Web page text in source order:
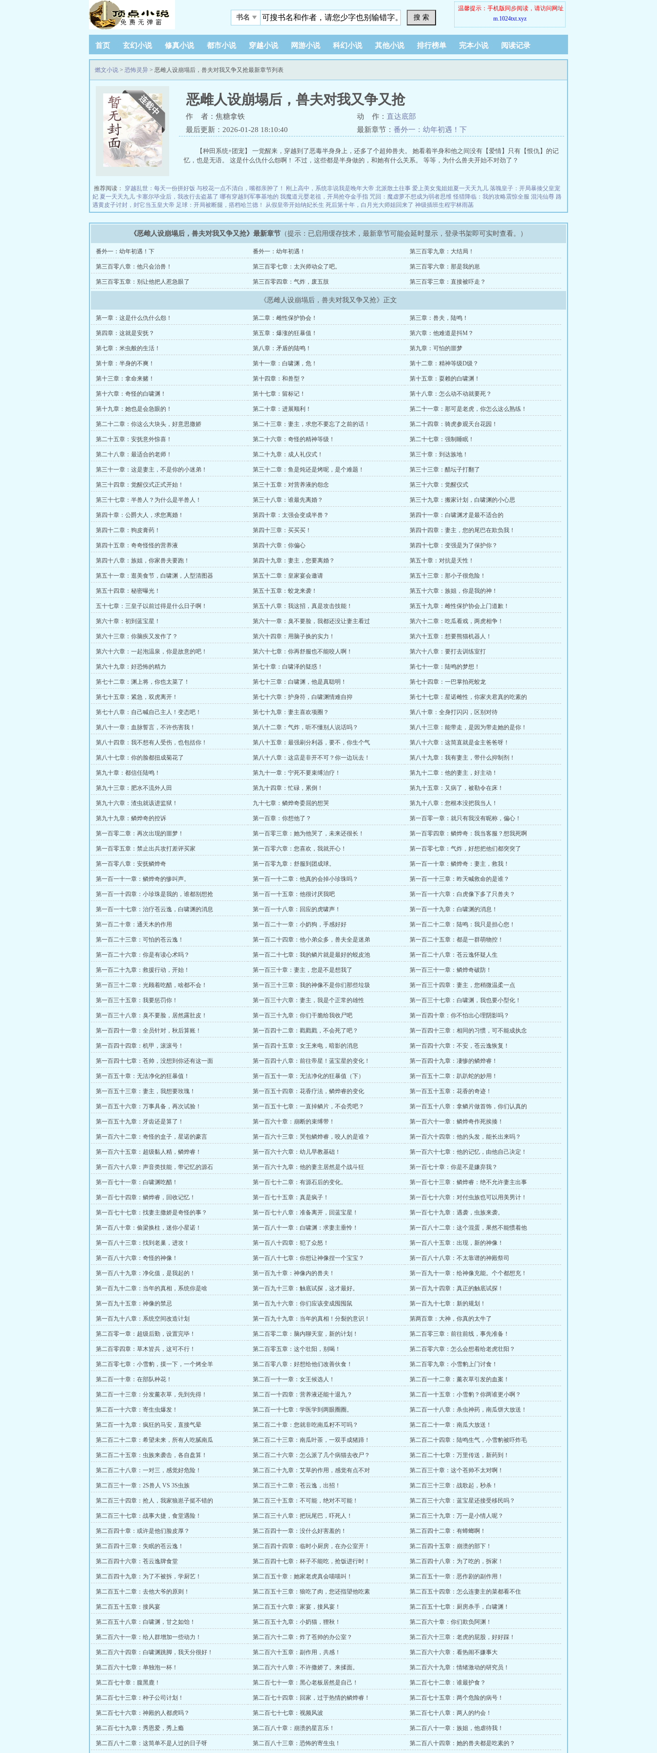
书名 搜 索
温馨提示：手机版同步阅读，请访问网址
m.1024txt.xyz
首页 玄幻小说 修真小说 都市小说 穿越小说 网游小说 科幻小说 其他小说 排行榜单 完本小说 阅读记录
燃文小说 > 恐怖灵异 > 恶雌人设崩塌后，兽夫对我又争又抢最新章节列表
恶雌人设崩塌后，兽夫对我又争又抢
作 者：焦糖拿铁 动 作： 直达底部
最后更新：2026-01-28 18:10:40
最新章节： 番外一：幼年初遇！下
【种田系统+团宠】 一觉醒来，穿越到了恶毒半身身上，还多了个超帅兽夫。 她看着半身和他之间没有【爱情】只有【恨仇】的记
忆，也是无语。 这是什么仇什么怨啊！ 不过，这些都是半身做的，和她有什么关系。 等等，为什么兽夫开始不对劲了？
推荐阅读： 穿越乱世：每天一份拼好饭 与校花一点不清白，嘴都亲肿了！ 刚上高中，系统非说我是晚年大帝 北派散土往事 爱上美女鬼姐姐夏一天天九儿 落魄皇子：开局暴揍父皇宠
妃 夏一天天九儿 卡塞尔毕业后，我改行去盗墓了 哪有穿越到军事基地的 我魔道元婴老祖，开局抢夺金手指 咒回：魔虚萝不想成为弱者思维 怪猎降临：我的攻略震惊全服 混沌仙尊 路
遇黄皮子讨封，封它当玉皇大帝 足球：开局被断腿，搭档哈兰德！ 从假皇帝开始纳妃长生 死后第十年，白月光大师姐回来了 神级插班生程宇林雨菡
《恶雌人设崩塌后，兽夫对我又争又抢》最新章节 （提示：已启用缓存技术，最新章节可能会延时显示，登录书架即可实时查看。）
番外一：幼年初遇！下 番外一：幼年初遇！ 第三百零九章：大结局！
第三百零八章：他只会治兽！ 第三百零七章：太兴师动众了吧。 第三百零六章：那是我的崽
第三百零五章：别让他把人惹急眼了 第三百零四章：气炸，废五肢 第三百零三章：直接被吓走？
《恶雌人设崩塌后，兽夫对我又争又抢》正文
第一章：这是什么仇什么怨！ 第二章：雌性保护协会！ 第三章：兽夫，陆鸣！
第四章：这就是安抚？ 第五章：爆涨的狂暴值！ 第六章：他难道是抖M？
第七章：米虫般的生活！ 第八章：矛盾的陆鸣！ 第九章：可怕的噩梦
第十章：半身的不爽！ 第十一章：白啸渊，危！ 第十二章：精神等级D级？
第十三章：拿命来赌！ 第十四章：和兽型？ 第十五章：耍赖的白啸渊！
第十六章：奇怪的白啸渊！ 第十七章：留标记！ 第十八章：怎么动不动就要死？
第十九章：她也是会急眼的！ 第二十章：进展顺利！ 第二十一章：那可是老虎，你怎么这么熟练！
第二十二章：你这么大块头，好意思撒娇 第二十三章：妻主，求您不要忘了之前的话！ 第二十四章：骑虎参观天台花园！
第二十五章：安抚意外惊喜！ 第二十六章：奇怪的精神等级！ 第二十七章：强制睡眠！
第二十八章：最适合的老师！ 第二十九章：成人礼仪式！ 第三十章：到达族地！
第三十一章：这是妻主，不是你的小迷弟！ 第三十二章：鱼是炖还是烤呢，是个难题！ 第三十三章：醋坛子打翻了
第三十四章：觉醒仪式正式开始！ 第三十五章：对营养液的怨念 第三十六章：觉醒仪式
第三十七章：半兽人？为什么是半兽人！ 第三十八章：谁最先离婚？ 第三十九章：搬家计划，白啸渊的小心思
第四十章：公爵大人，求您离婚！ 第四十章：太强会变成半兽？ 第四十一章：白啸渊才是最不适合的
第四十二章：狗皮膏药！ 第四十三章：买买买！ 第四十四章：妻主，您的尾巴在欺负我！
第四十五章：奇奇怪怪的营养液 第四十六章：你偏心 第四十七章：变强是为了保护你？
第四十八章：族姐，你家兽夫要跑！ 第四十九章：妻主，您要离婚？ 第五十章：对抗是天性！
第五十一章：逛美食节，白啸渊，人型清图器 第五十二章：皇家宴会邀请 第五十三章：那小子很危险！
第五十四章：秘密曝光！ 第五十五章：蛟龙来袭！ 第五十六章：族姐，你是我的神！
五十七章：三皇子以前过得是什么日子啊！ 第五十八章：我这招，真是攻击技能！ 第五十九章：雌性保护协会上门道歉！
第六十章：初到蓝宝星！ 第六十一章：臭不要脸，我都还没让妻主看过 第六十二章：吃瓜看戏，两虎相争！
第六十三章：你脑疾又发作了？ 第六十四章：用脑子换的实力！ 第六十五章：想要熊猫机器人！
第六十六章：一起泡温泉，你是故意的吧！ 第六十七章：你再舒服也不能咬人啊！ 第六十八章：要打去训练室打
第六十九章：好恐怖的精力 第七十章：白啸泽的疑惑！ 第七十一章：陆鸣的梦想！
第七十二章：渊上将，你也太菜了！ 第七十三章：白啸渊，他是真聪明！ 第七十四章：一巴掌拍死蛟龙
第七十五章：紧急，双虎离开！ 第七十六章：护身符，白啸渊情难自抑 第七十七章：星诺雌性，你家夫君真的吃素的
第七十八章：自己喊自己主人！变态吧！ 第七十九章：妻主喜欢项圈？ 第八十章：全身打闪闪，区别对待
第八十一章：血脉誓言，不许伤害我！ 第八十二章：气炸，听不懂别人说话吗？ 第八十三章：能带走，是因为带走她的是你！
第八十四章：我不想有人受伤，也包括你！ 第八十五章：最强刷分利器，要不，你生个气 第八十六章：这简直就是金主爸爸呀！
第八十七章：你的脸都扭成菊花了 第八十八章：这店是非开不可？你一边玩去！ 第八十九章：我有妻主，带什么抑制剂！
第九十章：都信任陆鸣！ 第九十一章：宁死不要束缚治疗！ 第九十二章：他的妻主，好主动！
第九十三章：肥水不流外人田 第九十四章：忙碌，累倒！ 第九十五章：又病了，被勒令在床！
第九十六章：渣虫就该进监狱！ 九十七章：鳞烨奇委屈的想哭 第九十八章：您根本没把我当人！
第九十九章：鳞烨奇的控诉 第一百章：你想他了？ 第一百零一章：就只有我没有昵称，偏心！
第一百零二章：再次出现的噩梦！ 第一百零三章：她为他哭了，未来还很长！ 第一百零四章：鳞烨奇：我当客服？想我死啊
第一百零五章：禁止出兵攻打差评买家 第一百零六章：您喜欢，我就开心！ 第一百零七章：气炸，好想把他们都突突了
第一百零八章：安抚鳞烨奇 第一百零九章：舒服到团成球。 第一百一十章：鳞烨奇：妻主，救我！
第一百一十一章：鳞烨奇的惨叫声。 第一百一十二章：他真的会掉小珍珠吗？ 第一百一十三章：昨天喊救命的是谁？
第一百一十四章：小珍珠是我的，谁都别想抢 第一百一十五章：他很讨厌我吧 第一百一十六章：白虎像下多了只兽夫？
第一百一十七章：治疗苍云逸，白啸渊的消息 第一百一十八章：回应的虎啸声！ 第一百一十九章：白啸渊的消息！
第一百二十章：通天木的作用 第一百二十一章：小奶狗，手感好好 第一百二十二章：陆鸣：我只是担心您！
第一百二十三章：可怕的苍云逸！ 第一百二十四章：他小弟众多，兽夫全是迷弟 第一百二十五章：都是一群萌物控！
第一百二十六章：你是有读心术吗？ 第一百二十七章：我的鳞片就是最好的蜕皮池 第一百二十八章：苍云逸怀疑人生
第一百二十九章：救援行动，开始！ 第一百三十章：妻主，您是不是想我了 第一百三十一章：鳞烨奇破防！
第一百三十二章：光顾着吃醋，啥都不会！ 第一百三十三章：我的神像不是你们那些垃圾 第一百三十四章：妻主，您稍微温柔一点
第一百三十五章：我要惩罚你！ 第一百三十六章：妻主，我是个正常的雄性 第一百三十七章：白啸渊，我也要小型化！
第一百三十八章：臭不要脸，居然露肚皮！ 第一百三十九章：你们干脆给我收尸吧 第一百四十章：你不怕出心理阴影吗？
第一百四十一章：全员针对，秋后算账！ 第一百四十二章：戳戳戳，不会死了吧？ 第一百四十三章：相同的习惯，可不能成执念
第一百四十四章：机甲，滚滚号！ 第一百四十五章：女王来电，暗影的消息 第一百四十六章：不安，苍云逸恢复！
第一百四十七章：苍帅，没想到你还有这一面 第一百四十八章：前往帝星！蓝宝星的变化！ 第一百四十九章：凄惨的鳞烨睿！
第一百五十章：无法净化的狂暴值！ 第一百五十一章：无法净化的狂暴值（下） 第一百五十二章：趴趴蛇的妙用！
第一百五十三章：妻主，我想要玫瑰！ 第一百五十四章：花香疗法，鳞烨睿的变化 第一百五十五章：花香的奇迹！
第一百五十六章：万事具备，再次试验！ 第一百五十七章：一直掉鳞片，不会秃吧？ 第一百五十八章：拿鳞片做首饰，你们认真的
第一百五十九章：牙齿还是算了！ 第一百六十章：崩断的束缚带！ 第一百六十一章：鳞烨奇作死挨揍！
第一百六十二章：奇怪的盒子，星诺的豪言 第一百六十三章：哭包鳞烨睿，咬人的是谁？ 第一百六十四章：他的头发，能长出来吗？
第一百六十五章：超级黏人精，鳞烨睿！ 第一百六十六章：幼儿早教基础！ 第一百六十七章：他的记忆，由他自己决定！
第一百六十八章：声音类技能，带记忆的源石 第一百六十九章：他的妻主居然是个战斗狂 第一百七十章：你是不是嫌弃我？
第一百七十一章：白啸渊吃醋！ 第一百七十二章：有源石后的变化。 第一百七十三章：鳞烨睿：绝不允许妻主出事
第一百七十四章：鳞烨睿，回收记忆！ 第一百七十五章：真是疯子！ 第一百七十六章：对付虫族也可以用美男计！
第一百七十七章：找妻主撒娇是奇怪的事？ 第一百七十八章：准备离开，回蓝宝星！ 第一百七十九章：遇袭，虫族来袭。
第一百八十章：偷梁换柱，迷你小星诺！ 第一百八十一章：白啸渊：求妻主垂怜！ 第一百八十二章：这个混蛋，果然不能惯着他
第一百八十三章：找到老巢，进攻！ 第一百八十四章：犯了众怒！ 第一百八十五章：出现，新的神像！
第一百八十六章：奇怪的神像！ 第一百八十七章：你想让神像捏一个宝宝？ 第一百八十八章：不太靠谱的神殿祭司
第一百八十九章：净化值，是我起的！ 第一百九十章：神像内的兽夫！ 第一百九十一章：给神像充能。个个都想充！
第一百九十二章：当年的真相，系统你是啥 第一百九十三章：触底试探，这才最好。 第一百九十四章：真正的触底试探！
第一百九十五章：神像的禁忌 第一百九十六章：你们应该变成囤囤鼠 第一百九十七章：新的规划！
第一百九十八章：系统空间改造计划 第一百九十九章：当年的真相！分裂的意识！ 第两百章：大神，你真的太牛了
第二百零一章：超级后勤，设置完毕！ 第二百零二章：脑内聊天室，新的计划！ 第二百零三章：前往前线，事先准备！
第二百零四章：草木皆兵，这可不行！ 第二百零五章：这个壮阳，别喝！ 第二百零六章：怎么会想着给老虎壮阳？
第二百零七章：小雪豹，摸一下，一个烤全羊 第二百零八章：好想给他们改善伙食！ 第二百零九章：小雪豹上门讨食！
第二百一十章：在部队种花！ 第二百一十一章：女王候选人！ 第二百一十二章：薰衣草引发的血案！
第二百一十三章：分发薰衣草，先到先得！ 第二百一十四章：营养液还能十退九？ 第二百一十五章：小雪豹？你两谁更小啊？
第二百一十六章：寄生虫爆发！ 第二百一十七章：学医学到两眼圈圈。 第二百一十八章：杀虫神药，南瓜饼大放送！
第二百一十九章：疯狂的马安，直接气晕 第二百二十章：您就非吃南瓜籽不可吗？ 第二百二十一章：南瓜大放送！
第二百二十二章：希望未来，所有人吃腻南瓜 第二百二十三章：南瓜叶茶，一双手成猪蹄！ 第二百二十四章：陆鸣生气，小雪豹被吓炸毛
第二百二十五章：虫族来袭击，各自盘算！ 第二百二十六章：怎么派了几个病猫去收尸？ 第二百二十七章：万里传送，新药到！
第二百二十八章：一对三，感觉好危险！ 第二百二十九章：艾草的作用，感觉有点不对 第二百三十章：这个苍帅不太对啊！
第二百三十一章：2S兽人 VS 3S虫族 第二百三十二章：苍云逸，出招！ 第二百三十三章：战歌起，秒杀！
第二百三十四章：抢人，我家狼崽子挺不错的 第二百三十五章：不可能，绝对不可能！ 第二百三十六章：蓝宝星还接受移民吗？
第二百三十七章：战事大捷，食堂遇险！ 第二百三十八章：把玩尾巴，吓死人！ 第二百三十九章：万一是小情人呢？
第二百四十章：或许是他们脸皮厚？ 第二百四十一章：没什么好害羞的！ 第二百四十二章：有蟑螂啊！
第二百四十三章：失眠的苍云逸！ 第二百四十四章：临时小厨房，在办公室开！ 第二百四十五章：崩溃的部下！
第二百四十六章：苍云逸牌食堂 第二百四十七章：杯子不能吃，抢饭进行时！ 第二百四十八章：为了吃的，拆家！
第二百四十九章：为了不被拆，学厨艺！ 第二百五十章：她家老虎真会喵喵叫！ 第二百五十一章：恶作剧的副作用！
第二百五十二章：去他大爷的原则！ 第二百五十三章：狼吃了肉，您还指望他吃素 第二百五十四章：怎么连妻主的菜都看不住
第二百五十五章：接风宴 第二百五十六章：家宴，接风宴！ 第二百五十七章：厨房杀手，白啸渊！
第二百五十八章：白啸渊，甘之如饴！ 第二百五十九章：小奶猫，狸秋！ 第二百六十章：你们欺负阿渊！
第二百六十一章：给人群增加一些动力！ 第二百六十二章：炸了苍帅的办公室？ 第二百六十三章：老虎的屁股，好好踩！
第二百六十四章：白啸渊跳脚，我天分很好！ 第二百六十五章：副作用，共感！ 第二百六十六章：看热闹不嫌事大
第二百六十七章：单独泡一杯！ 第二百六十八章：不许撒娇了。来揉面。 第二百六十九章：情绪激动的研究员！
第二百七十章：腹黑鹿！ 第二百七十一章：黑心老板居然是自己！ 第二百七十二章：谁最护食？
第二百七十三章：种子公司计划！ 第二百七十四章：回家，过于热情的鳞烨睿！ 第二百七十五章：两个危险的病号！
第二百七十六章：神殿的人都虎吗？ 第二百七十七章：视频风波 第二百七十八章：两人的约会！
第二百七十九章：秀恩爱，秀上瘾 第二百八十章：崩溃的星言乐！ 第二百八十一章：族姐，他虐待我！
第二百八十二章：这简单不是人过的日子呀 第二百八十三章：恐怖的寄生虫！ 第二百八十四章：她的兽夫都是吃素的？